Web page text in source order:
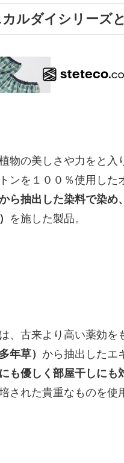
ルダイシリーズ
物の美しさや力をと
ンを１００％使用した
から抽出した染料で染
を施した製品。
、古来より高い薬効を
年草） から抽出したエ
も優しく部屋干しにも
された貴重なものを使